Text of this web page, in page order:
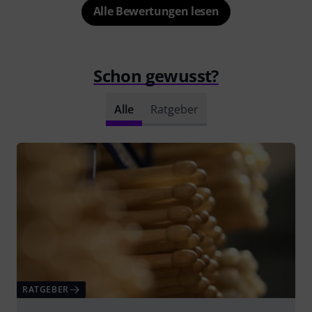
Alle Bewertungen lesen
Schon gewusst?
Alle Ratgeber
RATGEBER